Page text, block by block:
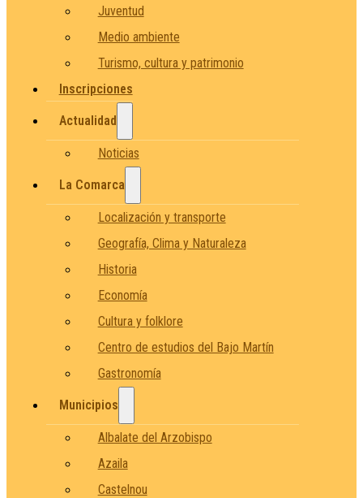
Juventud
Medio ambiente
Turismo, cultura y patrimonio
Inscripciones
Actualidad
Noticias
La Comarca
Localización y transporte
Geografía, Clima y Naturaleza
Historia
Economía
Cultura y folklore
Centro de estudios del Bajo Martín
Gastronomía
Municipios
Albalate del Arzobispo
Azaila
Castelnou